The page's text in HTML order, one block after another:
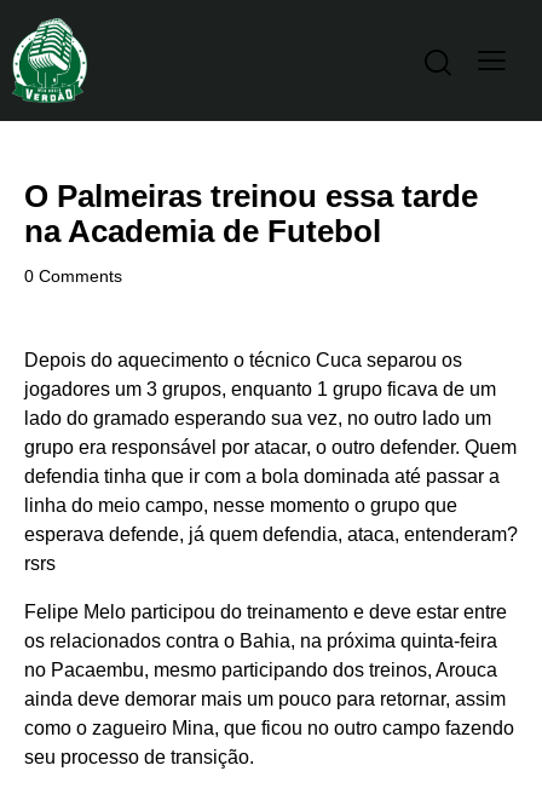
O Palmeiras treinou essa tarde
na Academia de Futebol
0 Comments
Depois do aquecimento o técnico Cuca separou os
jogadores um 3 grupos, enquanto 1 grupo ficava de um
lado do gramado esperando sua vez, no outro lado um
grupo era responsável por atacar, o outro defender. Quem
defendia tinha que ir com a bola dominada até passar a
linha do meio campo, nesse momento o grupo que
esperava defende, já quem defendia, ataca, entenderam?
rsrs
Felipe Melo participou do treinamento e deve estar entre
os relacionados contra o Bahia, na próxima quinta-feira
no Pacaembu, mesmo participando dos treinos, Arouca
ainda deve demorar mais um pouco para retornar, assim
como o zagueiro Mina, que ficou no outro campo fazendo
seu processo de transição.